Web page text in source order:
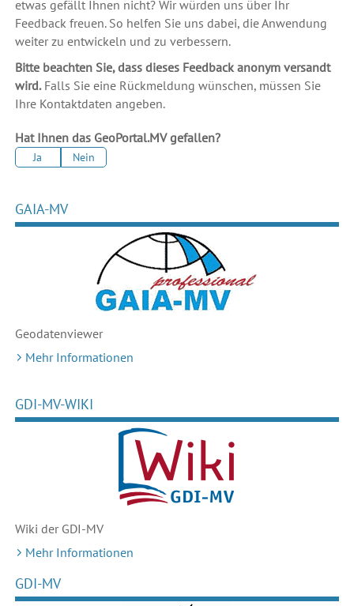
etwas gefällt Ihnen nicht? Wir würden uns über Ihr
Feedback freuen. So helfen Sie uns dabei, die Anwendung
weiter zu entwickeln und zu verbessern.
Bitte beachten Sie, dass dieses Feedback anonym versandt
wird.Falls Sie eine Rückmeldung wünschen, müssen Sie
Ihre Kontaktdaten angeben.
Hat Ihnen das GeoPortal.MV gefallen?
Ja Nein
GAIA-MV
Geodatenviewer
Mehr Informationen
GDI-MV-WIKI
Wiki der GDI-MV
Mehr Informationen
GDI-MV